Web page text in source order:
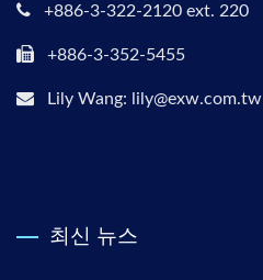
+886-3-322-2120 ext. 220
+886-3-352-5455
Lily Wang: lily@exw.com.tw
최신 뉴스